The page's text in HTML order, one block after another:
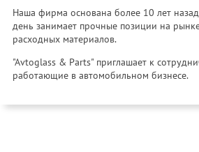
Наша фирма основана более 10 лет
день занимает прочные позиции на
расходных материалов.
"Avtoglass & Parts" приглашает к
работающие в автомобильном бизнесе.